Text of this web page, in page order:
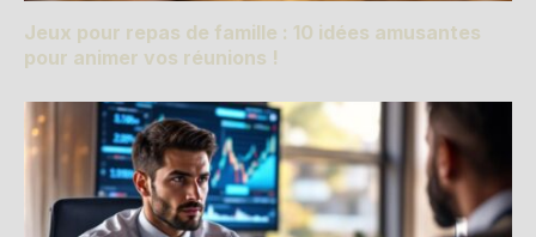
Jeux pour repas de famille : 10 idées amusantes
pour animer vos réunions !